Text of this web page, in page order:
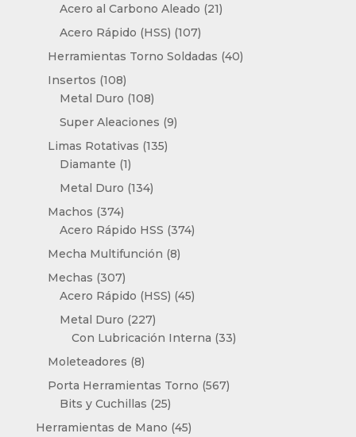
productos
Acero al Carbono Aleado 2121
Acero Rápido (HSS) 107107
productos
Herramientas Torno Soldadas 4040
Insertos 108108
productos
Metal Duro 108108
productos
Super Aleaciones 99
Limas Rotativas 135135
Diamante 11
producto
Metal Duro 134134
Machos 374374
productos
Acero Rápido HSS 374374
Mecha Multifunción 88
Mechas 307307
productos
Acero Rápido (HSS) 4545
Metal Duro 227227
productos
Con Lubricación Interna 3333
Moleteadores 88
productos
Porta Herramientas Torno 567567
Bits y Cuchillas 2525
productos
Herramientas de Mano 4545